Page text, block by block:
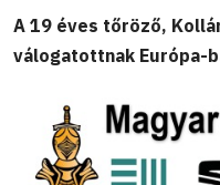
A 19 éves tőröző,
válogatottnak Európa-